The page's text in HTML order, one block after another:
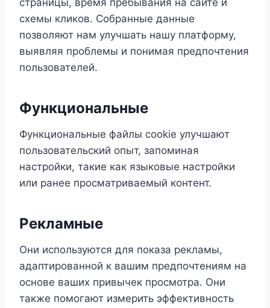
страницы, время пребывания на сайте и
схемы кликов. Собранные данные
позволяют нам улучшать нашу платформу,
выявляя проблемы и понимая предпочтения
пользователей.
Функциональные
Функциональные файлы cookie улучшают
пользовательский опыт, запоминая
настройки, такие как языковые настройки
или ранее просматриваемый контент.
Рекламные
Они используются для показа рекламы,
адаптированной к вашим предпочтениям на
основе ваших привычек просмотра. Они
также помогают измерить эффективность